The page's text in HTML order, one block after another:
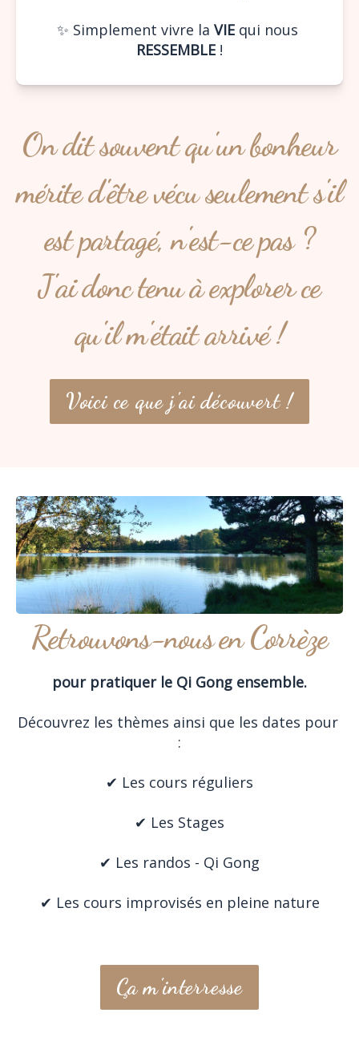
✨ Simplement vivre la VIE
RESSEMBLE !
On dit souvent qu'un bonheur
mérite d'être vécu seulement s'il
est partagé, n'est-ce pas ?
J'ai donc tenu à explorerce
qu'il m'était arrivé !
Voici ce que j'ai découvert !
Retrouvons-nous en Corrèze
pour pratiquer le Qi Gong ensemble.
Découvrez les thèmes ainsi que les dates pour
:
✔︎ Les cours réguliers
✔︎ Les Stages
✔︎ Les randos - Qi Gong
✔︎ Les cours improvisés en pleine nature
Ça m'interresse